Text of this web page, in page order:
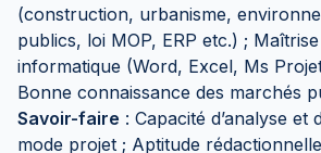
(construction, urbanisme,
publics, loi MOP, ERP etc.) ; Maîtrise
informatique (Word, Excel, Ms
Bonne connaissance des marchés
Savoir-faire : Capacité d’analyse et
mode projet ; Aptitude